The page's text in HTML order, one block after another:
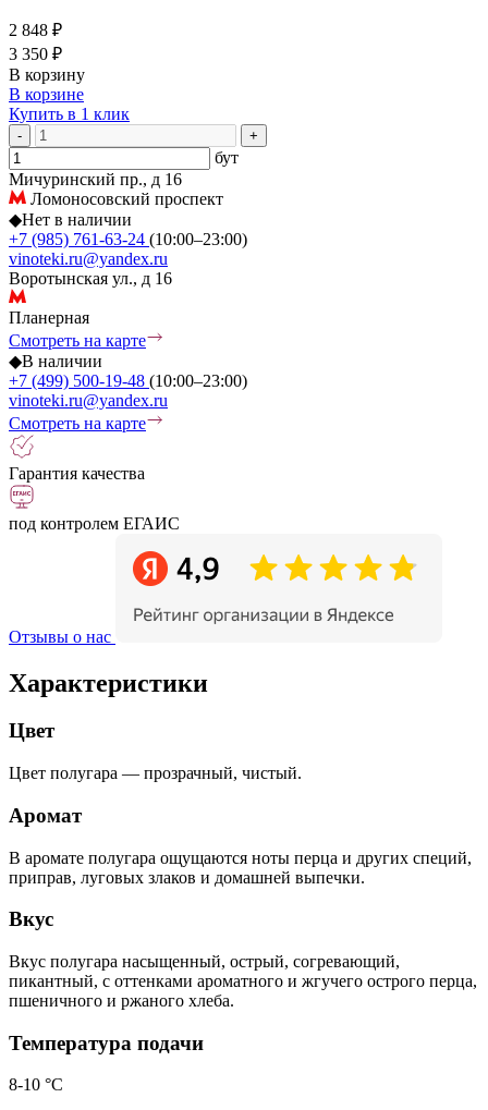
2 848 ₽
3 350 ₽
В корзину
В корзине
Купить в 1 клик
- +
бут
Мичуринский пр., д 16
Ломоносовский проспект
◆Нет в наличии
+7 (985) 761-63-24 (10:00–23:00)
vinoteki.ru@yandex.ru
Воротынская ул., д 16
Планерная
Смотреть на карте
◆В наличии
+7 (499) 500-19-48 (10:00–23:00)
vinoteki.ru@yandex.ru
Смотреть на карте
Гарантия качества
под контролем ЕГАИС
Отзывы о нас
Характеристики
Цвет
Цвет полугара — прозрачный, чистый.
Аромат
В аромате полугара ощущаются ноты перца и других специй,
приправ, луговых злаков и домашней выпечки.
Вкус
Вкус полугара насыщенный, острый, согревающий,
пикантный, с оттенками ароматного и жгучего острого перца,
пшеничного и ржаного хлеба.
Температура подачи
8-10 °С